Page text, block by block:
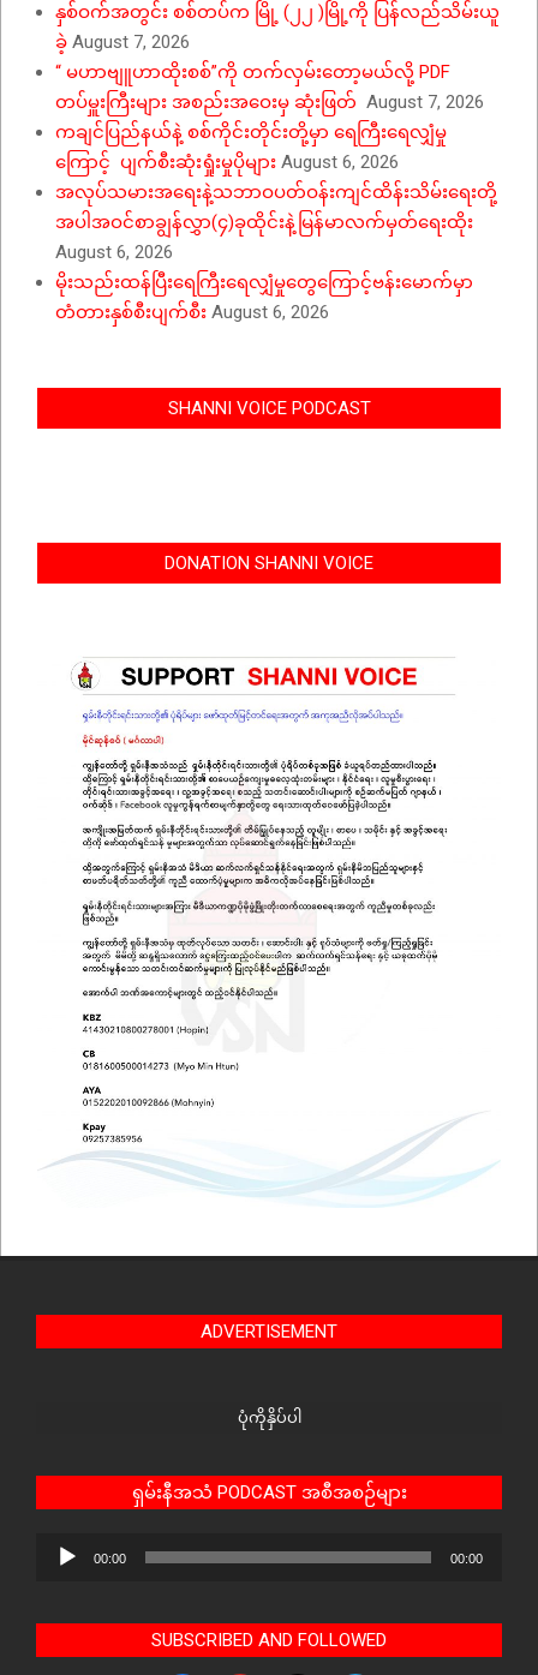
နှစ်ဝက်အတွင်း စစ်တပ်က မြို့ (၂၂ )မြို့ကို ပြန်လည်သိမ်းယူ
ခဲ့ August 7, 2026
“ မဟာဗျူဟာထိုးစစ်”ကို တက်လှမ်းတော့မယ်လို့ PDF
တပ်မှူးကြီးများ အစည်းအဝေးမှ ဆုံးဖြတ် August 7, 2026
ကချင်ပြည်နယ်နဲ့ စစ်ကိုင်းတိုင်းတို့မှာ ရေကြီးရေလျှံမှု
ကြောင့် ပျက်စီးဆုံးရှုံးမှုပိုများ August 6, 2026
အလုပ်သမားအရေးနဲ့သဘာဝပတ်ဝန်းကျင်ထိန်းသိမ်းရေးတို့
အပါအဝင်စာချွန်လွှာ(၄)ခုထိုင်းနဲ့မြန်မာလက်မှတ်ရေးထိုး
August 6, 2026
မိုးသည်းထန်ပြီးရေကြီးရေလျှံမှုတွေကြောင့်ဗန်းမောက်မှာ
တံတားနှစ်စီးပျက်စီး August 6, 2026
SHANNI VOICE PODCAST
DONATION SHANNI VOICE
ADVERTISEMENT
ပုံကိုနှိပ်ပါ
ရှမ်းနီအသံ PODCAST အစီအစဉ်များ
Audio
00:00 00:00
SUBSCRIBED AND FOLLOWED